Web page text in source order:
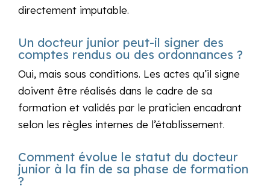
directement imputable.
Un docteur junior peut-il signer des
comptes rendus ou des ordonnances ?
Oui, mais sous conditions. Les actes qu’il signe
doivent être réalisés dans le cadre de sa
formation et validés par le praticien encadrant
selon les règles internes de l’établissement.
Comment évolue le statut du docteur
junior à la fin de sa phase de formation
?